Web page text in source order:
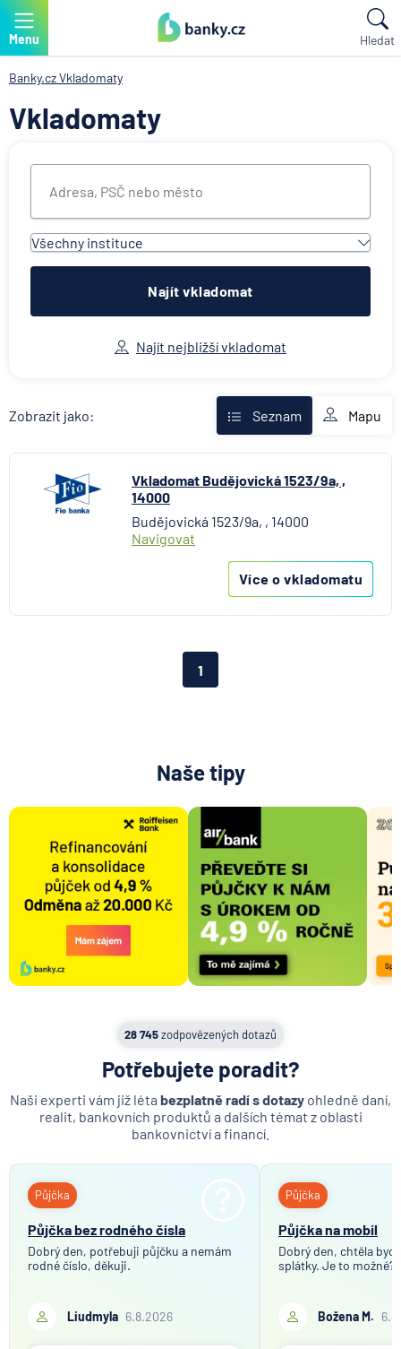
Menu Hledat
Banky.czVkladomaty
Vkladomaty
Všechny instituce
Všechny instituce
ACE European Group Ltd
Česká spořitelna
Československá obchodní banka
Fio banka
mBank
MONETA Money Bank
Raiffeisenbank
Stavební spořitelna České spořitelny
Najít vkladomat
Najít nejbližší vkladomat
Zobrazit jako: Seznam Mapu
Vkladomat Budějovická 1523/9a, ,
14000
Budějovická 1523/9a, , 14000
Navigovat
Více o vkladomatu
1
Naše tipy
28 745zodpovězených dotazů
Potřebujete poradit?
Naši experti vám již léta bezplatně radí s dotazy ohledně daní,
realit, bankovních produktů a dalších témat z oblasti
bankovnictví a financí.
Půjčka
Půjčka bez rodného čísla
Dobrý den, potřebuji půjčku a nemám
rodné číslo, děkuji.
Liudmyla 6.8.2026
Půjčka
Půjčka na mobil
Dobrý den, chtěla
splátky. Je to možné?
Božena M.